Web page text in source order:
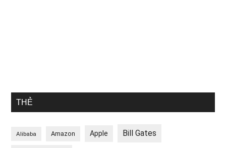
THẺ
Alibaba Amazon Apple Bill Gates